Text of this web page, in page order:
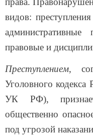
видов:
административные
правовые и
Преступлением,
Уголовного кодекса
УК РФ),
общественно
под угрозой